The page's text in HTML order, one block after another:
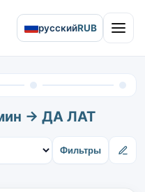
русскийRUB Open
→ ДА ЛАТ
Фильтры